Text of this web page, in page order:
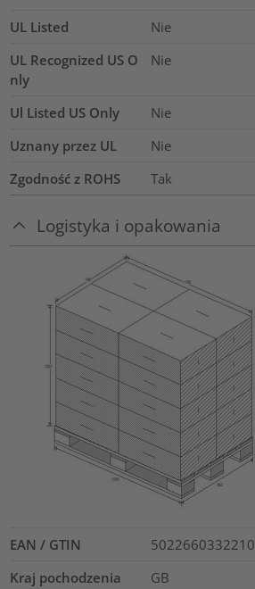
UL Listed
Nie
UL Recognized US O
nly
Nie
Ul Listed US Only
Nie
Uznany przez UL
Nie
Zgodność z ROHS
Tak
Logistyka i opakowania
EAN / GTIN
5022660332210
Kraj pochodzenia
GB